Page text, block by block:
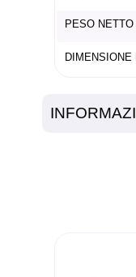
PESO NETTO
DIMENSIONE